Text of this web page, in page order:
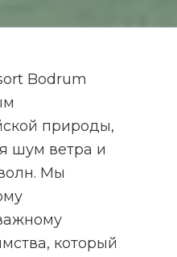
Bodrum
природы,
шум ветра и
Мы
который